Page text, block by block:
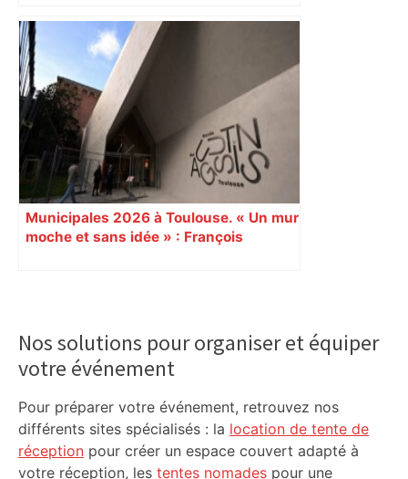
À Toulouse, une ancienne prof offre un
Montaigne de 370 ans estimé à 10 000
euros pour le partager avec tous –
ladepeche.fr
Municipales 2026 à Toulouse. « Un mur
moche et sans idée » : François
Sidebar
Nos solutions pour organiser et équiper
votre événement
Pour préparer votre événement, retrouvez nos
différents sites spécialisés : la location de tente de
réception pour créer un espace couvert adapté à
votre réception, les tentes nomades pour une